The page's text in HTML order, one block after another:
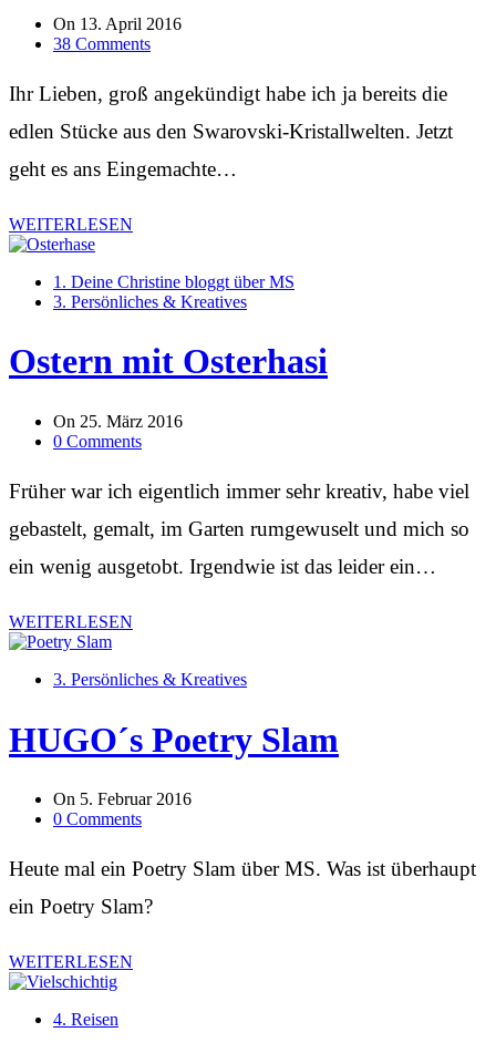
On 13. April 2016
38 Comments
Ihr Lieben, groß angekündigt habe ich ja bereits die
edlen Stücke aus den Swarovski-Kristallwelten. Jetzt
geht es ans Eingemachte…
WEITERLESEN
1. Deine Christine bloggt über MS
3. Persönliches & Kreatives
Ostern mit Osterhasi
On 25. März 2016
0 Comments
Früher war ich eigentlich immer sehr kreativ, habe viel
gebastelt, gemalt, im Garten rumgewuselt und mich so
ein wenig ausgetobt. Irgendwie ist das leider ein…
WEITERLESEN
3. Persönliches & Kreatives
HUGO´s Poetry Slam
On 5. Februar 2016
0 Comments
Heute mal ein Poetry Slam über MS. Was ist überhaupt
ein Poetry Slam?
WEITERLESEN
4. Reisen